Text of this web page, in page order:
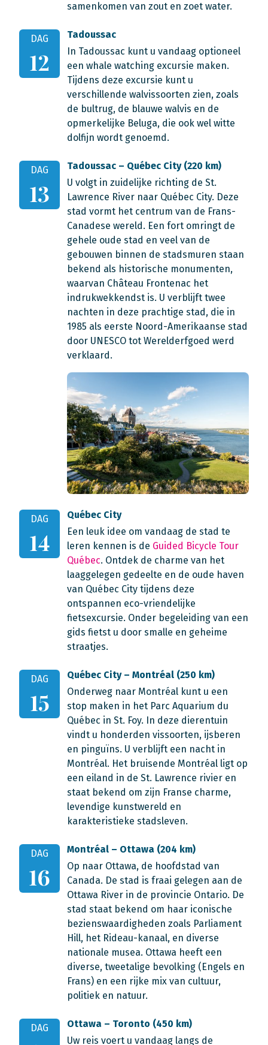
samenkomen van zout en zoet water.
DAG
12
Tadoussac
In Tadoussac kunt u vandaag optioneel
een whale watching excursie maken.
Tijdens deze excursie kunt u
verschillende walvissoorten zien, zoals
de bultrug, de blauwe walvis en de
opmerkelijke Beluga, die ook wel witte
dolfijn wordt genoemd.
DAG
13
Tadoussac – Québec City (220 km)
U volgt in zuidelijke richting de St.
Lawrence River naar Québec City. Deze
stad vormt het centrum van de Frans-
Canadese wereld. Een fort omringt de
gehele oude stad en veel van de
gebouwen binnen de stadsmuren staan
bekend als historische monumenten,
waarvan Château Frontenac het
indrukwekkendst is. U verblijft twee
nachten in deze prachtige stad, die in
1985 als eerste Noord-Amerikaanse stad
door UNESCO tot Werelderfgoed werd
verklaard.
DAG
14
Québec City
Een leuk idee om vandaag de stad te
leren kennen is de Guided Bicycle Tour
Québec. Ontdek de charme van het
laaggelegen gedeelte en de oude haven
van Québec City tijdens deze
ontspannen eco-vriendelijke
fietsexcursie. Onder begeleiding van een
gids fietst u door smalle en geheime
straatjes.
DAG
15
Québec City – Montréal (250 km)
Onderweg naar Montréal kunt u een
stop maken in het Parc Aquarium du
Québec in St. Foy. In deze dierentuin
vindt u honderden vissoorten, ijsberen
en pinguïns. U verblijft een nacht in
Montréal. Het bruisende Montréal ligt op
een eiland in de St. Lawrence rivier en
staat bekend om zijn Franse charme,
levendige kunstwereld en
karakteristieke stadsleven.
DAG
16
Montréal – Ottawa (204 km)
Op naar Ottawa, de hoofdstad van
Canada. De stad is fraai gelegen aan de
Ottawa River in de provincie Ontario. De
stad staat bekend om haar iconische
bezienswaardigheden zoals Parliament
Hill, het Rideau-kanaal, en diverse
nationale musea. Ottawa heeft een
diverse, tweetalige bevolking (Engels en
Frans) en een rijke mix van cultuur,
politiek en natuur.
DAG
Ottawa – Toronto (450 km)
Uw reis voert u vandaag langs de